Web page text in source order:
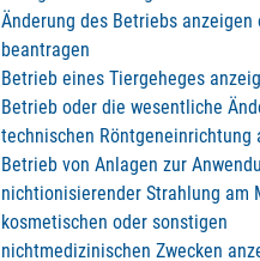
Änderung des Betriebs anzeigen
beantragen
Betrieb eines Tiergeheges
Betrieb oder die wesentliche
technischen Röntgeneinrichtung
Betrieb von Anlagen zur
nichtionisierender Strahlung am
kosmetischen oder sonstigen
nichtmedizinischen Zwecken